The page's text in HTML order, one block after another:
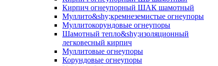
Кирпич огнеупорный ШАК шамотный
Муллито&shy;­кремнеземистые огнеупоры
Муллито­корундовые огнеупоры
Шамотный тепло&shy;изоляционный
легковесный кирпич
Муллитовые огнеупоры
Корундовые огнеупоры